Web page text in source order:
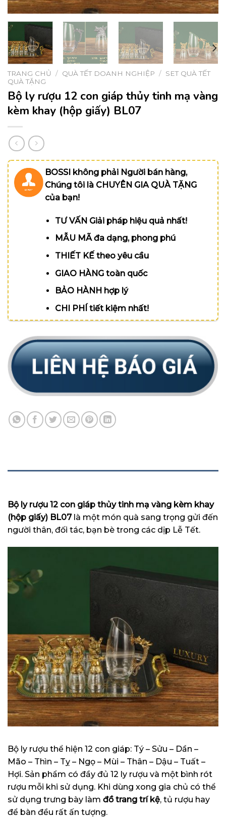
TRANG CHỦ / QUÀ TẾT DOANH NGHIỆP / SET QUÀ TẾT
QUÀ TẶNG
Bộ ly rượu 12 con giáp thủy tinh mạ vàng
kèm khay (hộp giấy) BL07
BOSSI không phải Người bán hàng,
Chúng tôi là CHUYÊN GIA QUÀ TẶNG
của bạn!
TƯ VẤN Giải pháp hiệu quả nhất!
MẪU MÃ đa dạng, phong phú
THIẾT KẾ theo yêu cầu
GIAO HÀNG toàn quốc
BẢO HÀNH hợp lý
CHI PHÍ tiết kiệm nhất!
Bộ ly rượu 12 con giáp thủy tinh mạ vàng kèm khay
(hộp giấy) BL07là một món quà sang trọng gửi đến
người thân, đối tác, bạn bè trong các dịp Lễ Tết.
Bộ ly rượu thể hiện 12 con giáp: Tý – Sửu – Dần –
Mão – Thìn – Tỵ – Ngọ – Mùi – Thân – Dậu – Tuất –
Hợi. Sản phẩm có đầy đủ 12 ly rượu và một bình rót
rượu mỗi khi sử dụng. Khi dùng xong gia chủ có thể
sử dụng trưng bày làm đồ trang trí kệ, tủ rượu hay
để bàn đều rất ấn tượng.